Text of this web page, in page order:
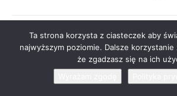
Ostatnio dodane
Ta strona korzysta z ciasteczek aby
najwyższym poziomie. Dalsze
że zgadzasz się na ich